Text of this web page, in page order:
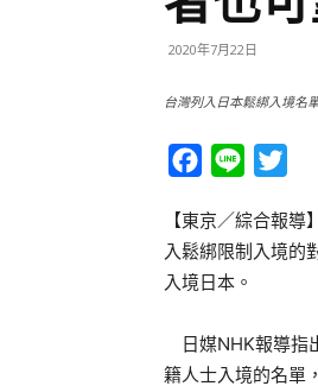
2020年7月22日
台灣列入日本鬆綁入境名
Facebook
Line
【東京／綜合報
入鬆綁限制入境的
入境日本。
日媒NHK報導指
籍人士入境的名單